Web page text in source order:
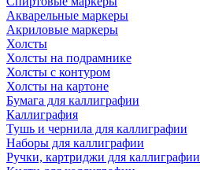
Акварельные маркеры
Акриловые маркеры
Холсты
Холсты на подрамнике
Холсты с контуром
Холсты на картоне
Бумага для каллиграфии
Каллиграфия
Тушь и чернила для каллиграфии
Наборы для каллиграфии
Ручки, картриджи для каллиграфии